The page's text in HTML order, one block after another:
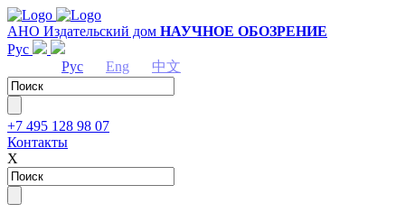
АНО Издательский дом НАУЧНОЕ ОБОЗРЕНИЕ
Рус
Рус
Eng 中文
+7 495 128 98 07
Контакты
Х